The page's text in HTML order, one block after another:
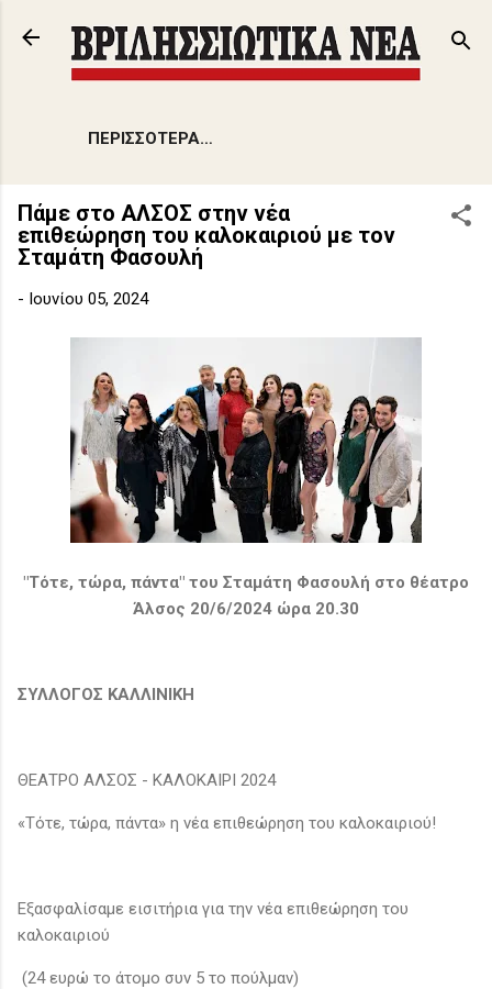
Μετάβαση στο κύριο περιεχόμενο
ΠΕΡΙΣΣΌΤΕΡΑ…
Πάμε στο ΑΛΣΟΣ στην νέα
επιθεώρηση του καλοκαιριού με τον
Σταμάτη Φασουλή
- Ιουνίου 05, 2024
"Τότε, τώρα, πάντα" του Σταμάτη Φασουλή στο θέατρο
Άλσος 20/6/2024 ώρα 20.30
ΣΥΛΛΟΓΟΣ ΚΑΛΛΙΝΙΚΗ
ΘΕΑΤΡΟ ΑΛΣΟΣ - ΚΑΛΟΚΑΙΡΙ 2024
«Τότε, τώρα, πάντα» η νέα επιθεώρηση του καλοκαιριού!
Εξασφαλίσαμε εισιτήρια για την νέα επιθεώρηση του
καλοκαιριού
(24 ευρώ το άτομο συν 5 το πούλμαν)